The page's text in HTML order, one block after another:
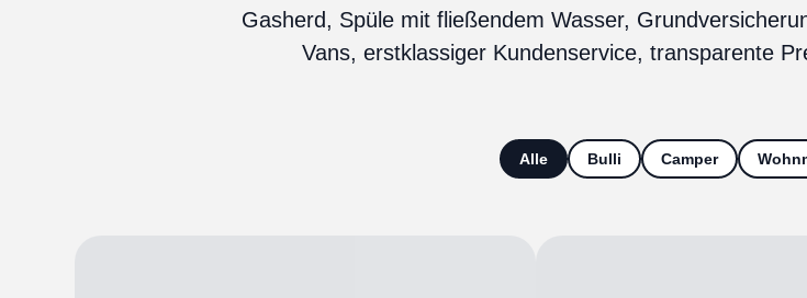
Gasherd, Spüle mit fließendem Wasser,
Vans, erstklassiger Kundenservice, transparente
Alle Bulli Camper